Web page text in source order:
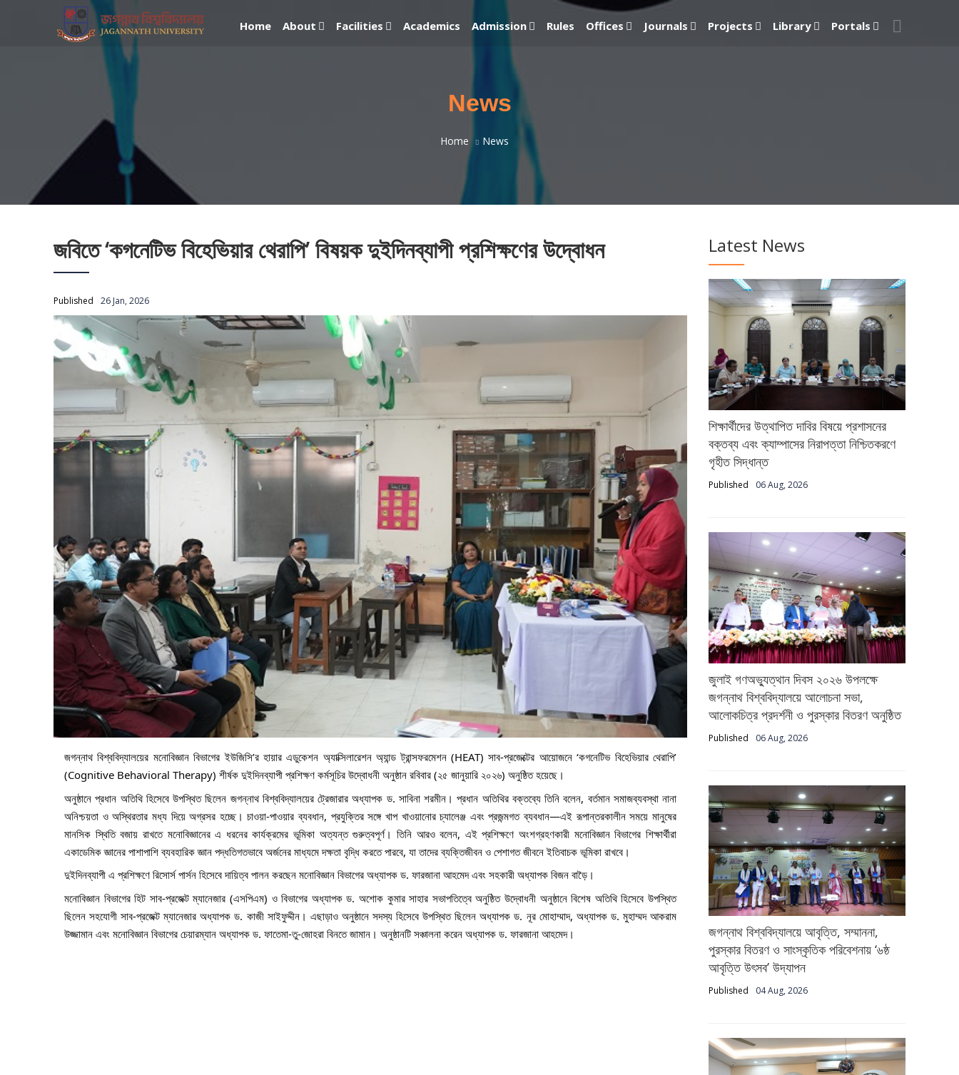
Home About Facilities Academics Admission Rules Offices Journals Projects Library Portals
News
Home News
জবিতে ‘কগনেটিভ বিহেভিয়ার থেরাপি’ বিষয়ক দুইদিনব্যাপী প্রশিক্ষণের উদ্বোধন
Published 26 Jan, 2026
জগন্নাথ বিশ্ববিদ্যালয়ের মনোবিজ্ঞান বিভাগের ইউজিসি’র হায়ার এডুকেশন অ্যাক্সিলারেশন অ্যান্ড ট্রান্সফরমেশন (HEAT) সাব-প্রজেক্টের আয়োজনে ‘কগনেটিভ বিহেভিয়ার থেরাপি’
(Cognitive Behavioral Therapy) শীর্ষক দুইদিনব্যাপী প্রশিক্ষণ কর্মসূচির উদ্বোধনী অনুষ্ঠান রবিবার (২৫ জানুয়ারি ২০২৬) অনুষ্ঠিত হয়েছে।
অনুষ্ঠানে প্রধান অতিথি হিসেবে উপস্থিত ছিলেন জগন্নাথ বিশ্ববিদ্যালয়ের ট্রেজারার অধ্যাপক ড. সাবিনা শরমীন। প্রধান অতিথির বক্তব্যে তিনি বলেন, বর্তমান সমাজব্যবস্থা নানা
অনিশ্চয়তা ও অস্থিরতার মধ্য দিয়ে অগ্রসর হচ্ছে। চাওয়া-পাওয়ার ব্যবধান, প্রযুক্তির সঙ্গে খাপ খাওয়ানোর চ্যালেঞ্জ এবং প্রজন্মগত ব্যবধান—এই রূপান্তরকালীন সময়ে মানুষের
মানসিক স্থিতি বজায় রাখতে মনোবিজ্ঞানের এ ধরনের কার্যক্রমের ভূমিকা অত্যন্ত গুরুত্বপূর্ণ। তিনি আরও বলেন, এই প্রশিক্ষণে অংশগ্রহণকারী মনোবিজ্ঞান বিভাগের শিক্ষার্থীরা
একাডেমিক জ্ঞানের পাশাপাশি ব্যবহারিক জ্ঞান পদ্ধতিগতভাবে অর্জনের মাধ্যমে দক্ষতা বৃদ্ধি করতে পারবে, যা তাদের ব্যক্তিজীবন ও পেশাগত জীবনে ইতিবাচক ভূমিকা রাখবে।
দুইদিনব্যাপী এ প্রশিক্ষণে রিসোর্স পার্সন হিসেবে দায়িত্ব পালন করছেন মনোবিজ্ঞান বিভাগের অধ্যাপক ড. ফারজানা আহমেদ এবং সহকারী অধ্যাপক বিজন বাড়ৈ।
মনোবিজ্ঞান বিভাগের হিট সাব-প্রজেক্ট ম্যানেজার (এসপিএম) ও বিভাগের অধ্যাপক ড. অশোক কুমার সাহার সভাপতিত্বে অনুষ্ঠিত উদ্বোধনী অনুষ্ঠানে বিশেষ অতিথি হিসেবে উপস্থিত
ছিলেন সহযোগী সাব-প্রজেক্ট ম্যানেজার অধ্যাপক ড. কাজী সাইফুদ্দীন। এছাড়াও অনুষ্ঠানে সদস্য হিসেবে উপস্থিত ছিলেন অধ্যাপক ড. নূর মোহাম্মাদ, অধ্যাপক ড. মুহাম্মদ আকরাম
উজ্জামান এবং মনোবিজ্ঞান বিভাগের চেয়ারম্যান অধ্যাপক ড. ফাতেমা-তু-জোহরা বিনতে জামান। অনুষ্ঠানটি সঞ্চালনা করেন অধ্যাপক ড. ফারজানা আহমেদ।
Latest News
শিক্ষার্থীদের উত্থাপিত দাবির বিষয়ে প্রশাসনের
বক্তব্য এবং ক্যাম্পাসের নিরাপত্তা নিশ্চিতকরণে
গৃহীত সিদ্ধান্ত
Published 06 Aug, 2026
জুলাই গণঅভ্যুত্থান দিবস ২০২৬ উপলক্ষে
জগন্নাথ বিশ্ববিদ্যালয়ে আলোচনা সভা,
আলোকচিত্র প্রদর্শনী ও পুরস্কার বিতরণ অনুষ্ঠিত
Published 06 Aug, 2026
জগন্নাথ বিশ্ববিদ্যালয়ে আবৃত্তি, সম্মাননা,
পুরস্কার বিতরণ ও সাংস্কৃতিক পরিবেশনায় ‘৬ষ্ঠ
আবৃত্তি উৎসব’ উদ্‌যাপন
Published 04 Aug, 2026